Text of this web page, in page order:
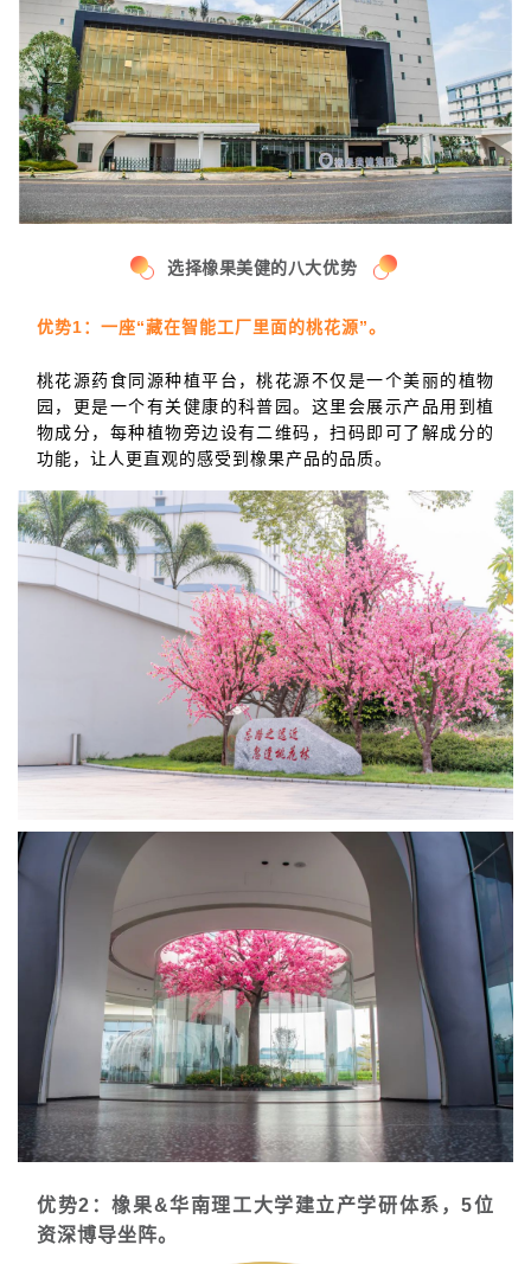
选择橡果美健的八大优势
优势1：一座“藏在智能工厂里面的桃花源”。
桃花源药食同源种植平台，桃花源不仅是一个美丽的植物
园，更是一个有关健康的科普园。这里会展示产品用到植
物成分，每种植物旁边设有二维码，扫码即可了解成分的
功能，让人更直观的感受到橡果产品的品质。
优势2：橡果&华南理工大学建立产学研体系，5位
资深博导坐阵。